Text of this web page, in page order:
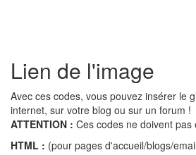
Lien de l'image
Avec ces codes, vous pouvez insérer le
internet, sur votre blog ou sur un forum !
ATTENTION : Ces codes ne doivent pas
HTML : (pour pages d'accueil/blogs/